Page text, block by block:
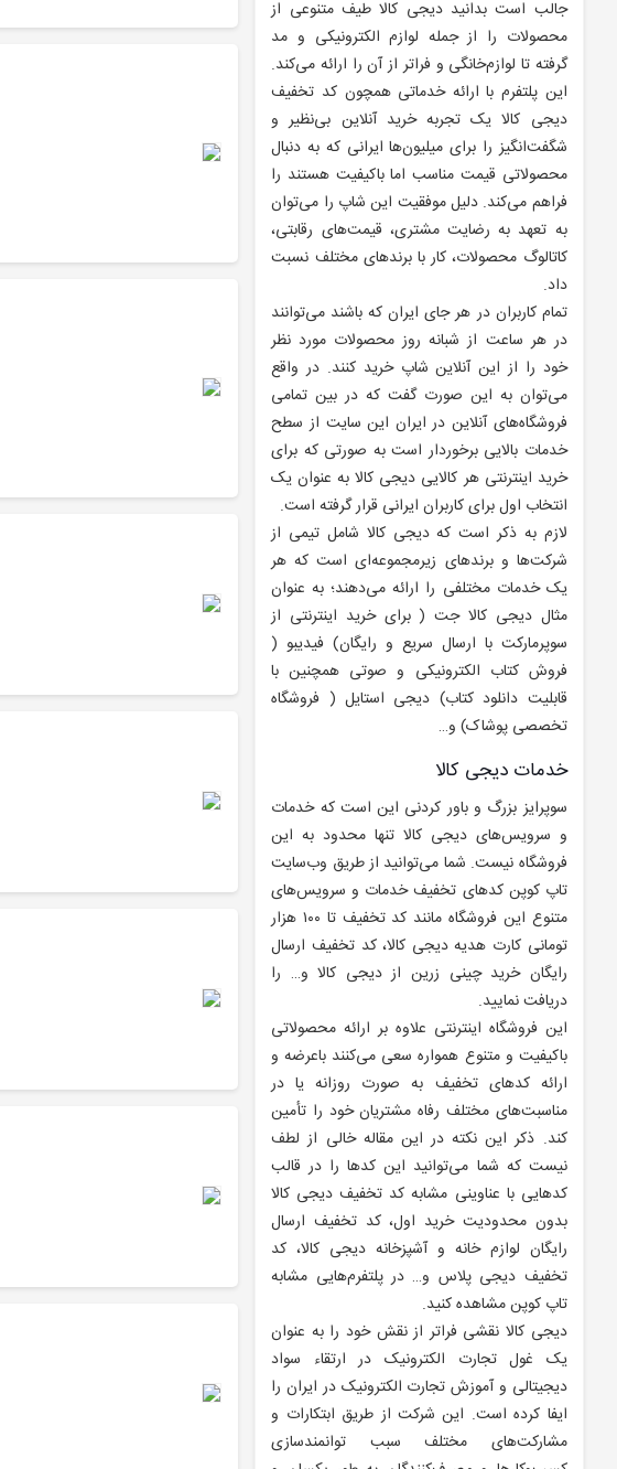
جالب است بدانید دیجی کالا طیف متنوعی از
محصولات را از جمله لوازم الکترونیکی و مد
گرفته تا لوازم‌خانگی و فراتر از آن را ارائه می‌کند.
این پلتفرم با ارائه خدماتی همچون کد تخفیف
دیجی کالا یک تجربه خرید آنلاین بی‌نظیر و
شگفت‌انگیز را برای میلیون‌ها ایرانی که به دنبال
محصولاتی قیمت مناسب اما باکیفیت هستند را
فراهم می‌کند. دلیل موفقیت این شاپ را می‌توان
به تعهد به رضایت مشتری، قیمت‌های رقابتی،
کاتالوگ محصولات، کار با برندهای مختلف نسبت
داد.
تمام کاربران در هر جای ایران که باشند می‌توانند
در هر ساعت از شبانه روز محصولات مورد نظر
خود را از این آنلاین شاپ خرید کنند. در واقع
می‌توان به این صورت گفت که در بین تمامی
فروشگاه‌های آنلاین در ایران این سایت از سطح
خدمات بالایی برخوردار است به صورتی که برای
خرید اینترنتی هر کالایی دیجی کالا به عنوان یک
انتخاب اول برای کاربران ایرانی قرار گرفته است.
لازم به ذکر است که دیجی کالا شامل تیمی از
شرکت‌ها و برندهای زیرمجموعه‌ای است که هر
یک خدمات مختلفی را ارائه می‌دهند؛ به عنوان
مثال دیجی کالا جت ( برای خرید اینترنتی از
سوپرمارکت با ارسال سریع و رایگان) فیدیبو (
فروش کتاب الکترونیکی و صوتی همچنین با
قابلیت دانلود کتاب) دیجی استایل ( فروشگاه
تخصصی پوشاک) و…
خدمات دیجی کالا
سوپرایز بزرگ و باور کردنی این است که خدمات
و سرویس‌های دیجی کالا تنها محدود به این
فروشگاه نیست. شما می‌توانید از طریق وب‌سایت
تاپ کوپن کدهای تخفیف خدمات و سرویس‌های
متنوع این فروشگاه مانند کد تخفیف تا ۱۰۰ هزار
تومانی کارت هدیه دیجی کالا، کد تخفیف ارسال
رایگان خرید چینی زرین از دیجی کالا و… را
دریافت نمایید.
این فروشگاه اینترنتی علاوه بر ارائه محصولاتی
باکیفیت و متنوع همواره سعی می‌کنند باعرضه و
ارائه کدهای تخفیف به صورت روزانه یا در
مناسبت‌های مختلف رفاه مشتریان خود را تأمین
کند. ذکر این نکته در این مقاله خالی از لطف
نیست که شما می‌توانید این کدها را در قالب
کدهایی با عناوینی مشابه کد تخفیف دیجی کالا
بدون محدودیت خرید اول، کد تخفیف ارسال
رایگان لوازم خانه و آشپزخانه دیجی کالا، کد
تخفیف دیجی پلاس و… در پلتفرم‌هایی مشابه
تاپ کوپن مشاهده کنید.
دیجی کالا نقشی فراتر از نقش خود را به عنوان
یک غول تجارت الکترونیک در ارتقاء سواد
دیجیتالی و آموزش تجارت الکترونیک در ایران را
ایفا کرده است. این شرکت از طریق ابتکارات و
مشارکت‌های مختلف سبب توانمندسازی